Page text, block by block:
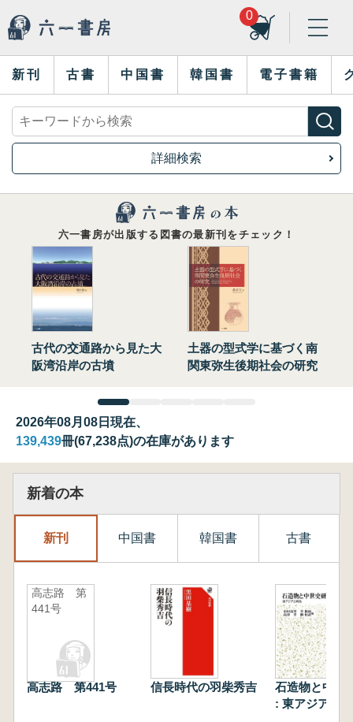
0
新刊 古書 中国書 韓国書 電子書籍
詳細検索
六一書房が出版する図書の最新刊をチェック！
古代の交通路から見た大
阪湾沿岸の古墳
土器の型式学に基づく南
関東弥生後期社会の研究
2026年08月08日現在、
139,439冊(67,238点)の在庫があります
新着の本
新刊 中国書 韓国書 古書
高志路 第
441号
高志路 第441号 信長時代の羽柴秀吉
石造物と中世
: 東アジアと